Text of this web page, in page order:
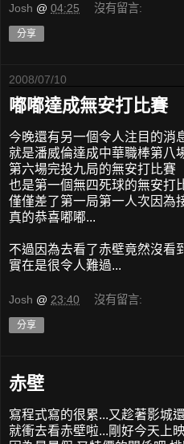
Josh @ 04:25 沒有留言:
分享
2008/07/10
嘟嘟達成無安打比賽
今晚還有另一個令人注目的消
就是潘威倫達成中華職棒第八
第六場完投九局的無安打比賽
也是第一個無四死球的無安打
僅僅差了第一局第一人次因為
真的恭喜嘟嘟...
不過因為去看了赤壁竟然沒看
實在是很令人難過...
Josh @ 23:40 沒有留言:
分享
赤壁
寫程式寫的很累...又趁著影城
就衝去看赤壁啦...剛好今天上映